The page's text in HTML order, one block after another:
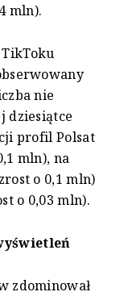
mln).
nie
dziesiątce
profil Polsat
mln), na
o 0,1 mln)
o 0,03 mln).
zdominował